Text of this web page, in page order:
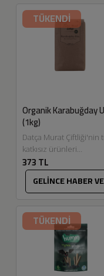
TÜKENDİ
Organik Karabuğday
(1kg)
Datça Murat Çiftliği'nin
katkısız ürünleri
Eskitadında.com'da.
Oldukça faydalı ve
olan Organik
Unu ile hamur
373 TL
GELİNCE HABER
TÜKENDİ